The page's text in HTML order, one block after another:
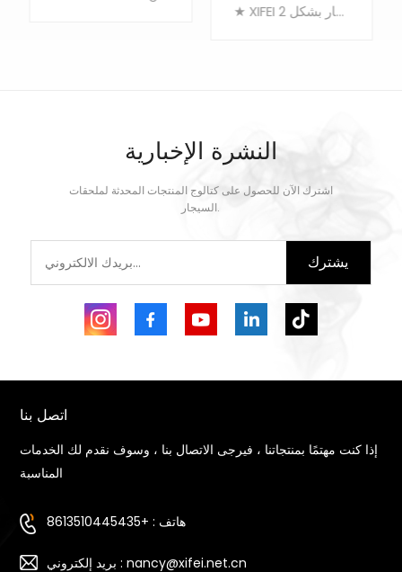
يتعلم أكثر
★ XIFEI 2 في 1 قاطع سيجار: قاطع سيجار بشكل V + 2 اللكمات السيجار
يتعلم أكثر
النشرة الإخبارية
اشترك الآن للحصول على كتالوج المنتجات المحدثة لملحقات
السيجار.
يشترك
اتصل بنا
إذا كنت مهتمًا بمنتجاتنا ، فيرجى الاتصال بنا ، وسوف نقدم لك الخدمات
المناسبة
هاتف : +8613510445435
بريد إلكتروني : nancy@xifei.net.cn